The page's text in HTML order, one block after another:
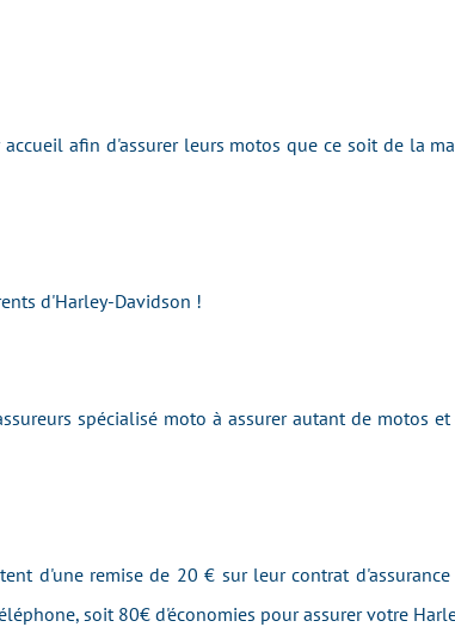
afin d'assurer leurs motos que ce soit de la
d'Harley-Davidson !
spécialisé moto à assurer autant de motos
d'une remise de 20 € sur leur contrat
soit 80€ d'économies pour assurer votre